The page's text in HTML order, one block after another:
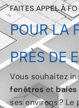
FAITES APPEL À
POUR LA
PRÈS DE
Vous souhaitez
fenêtreset
ses environs ?